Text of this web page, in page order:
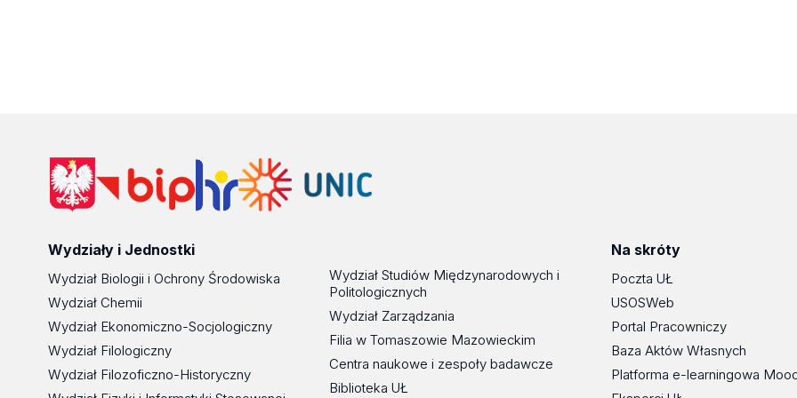
Wydziały i Jednostki
Wydział Biologii i Ochrony Środowiska
Wydział Chemii
Wydział Ekonomiczno-Socjologiczny
Wydział Filologiczny
Wydział Filozoficzno-Historyczny
Wydział Studiów Międzynarodowych i
Politologicznych
Wydział Zarządzania
Filia w Tomaszowie Mazowieckim
Centra naukowe i zespoły badawcze
Biblioteka UŁ
Na skróty
Poczta UŁ
USOSWeb
Portal Pracowniczy
Baza Aktów Własnych
Platforma e-learningowa